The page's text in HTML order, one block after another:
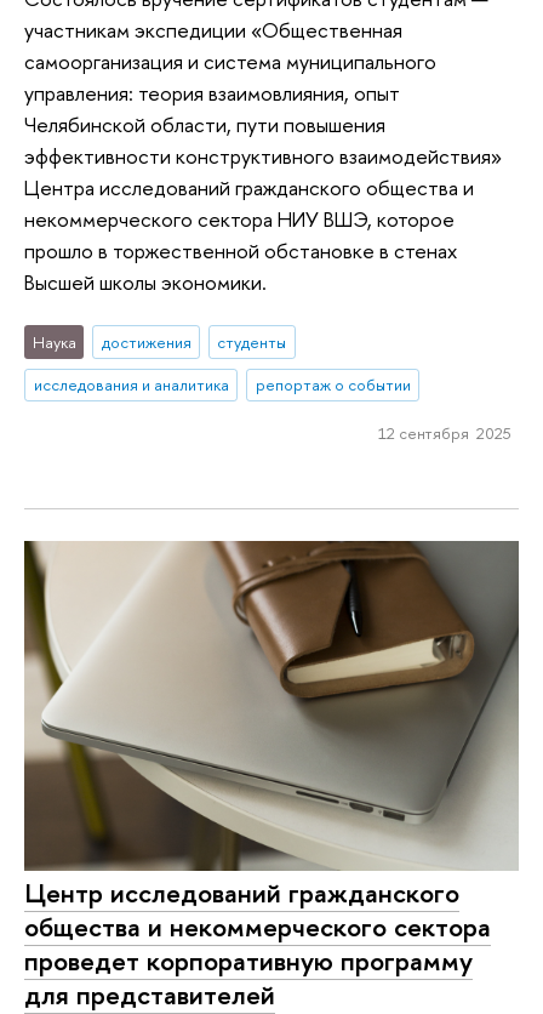
участникам экспедиции «Общественная
самоорганизация и система муниципального
управления: теория взаимовлияния, опыт
Челябинской области, пути повышения
эффективности конструктивного взаимодействия»
Центра исследований гражданского общества и
некоммерческого сектора НИУ ВШЭ, которое
прошло в торжественной обстановке в стенах
Высшей школы экономики.
Наука достижения
студенты
исследования и аналитика
репортаж о событии
12 сентября 2025
Центр исследований гражданского
общества и некоммерческого сектора
проведет корпоративную программу
для представителей